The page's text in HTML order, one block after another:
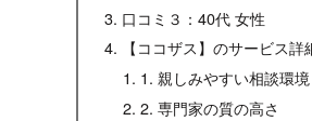
口コミ３：40代 女性
【ココザス】のサービス詳
1. 親しみやすい相談環境
2. 専門家の質の高さ